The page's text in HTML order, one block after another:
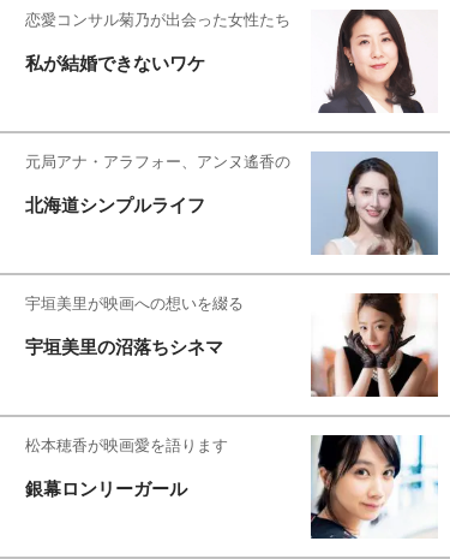
恋愛コンサル菊乃が出会った女性たち
私が結婚できないワケ
元局アナ・アラフォー、アンヌ遙香の
北海道シンプルライフ
宇垣美里が映画への想いを綴る
宇垣美里の沼落ちシネマ
松本穂香が映画愛を語ります
銀幕ロンリーガール